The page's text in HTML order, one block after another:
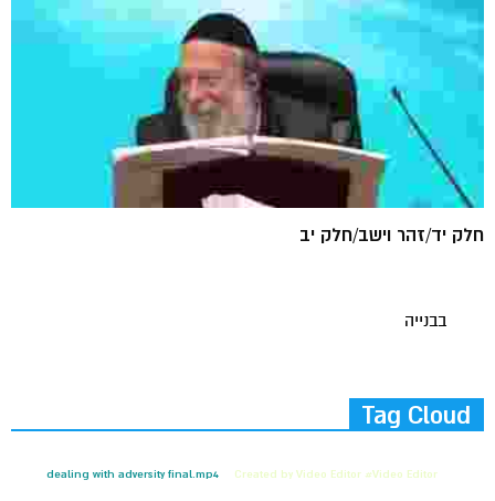
חלק יד/זהר וישב/חלק יב
בבנייה
Tag Cloud
Created by Video Editor #Video Editor
dealing with adversity final.mp4